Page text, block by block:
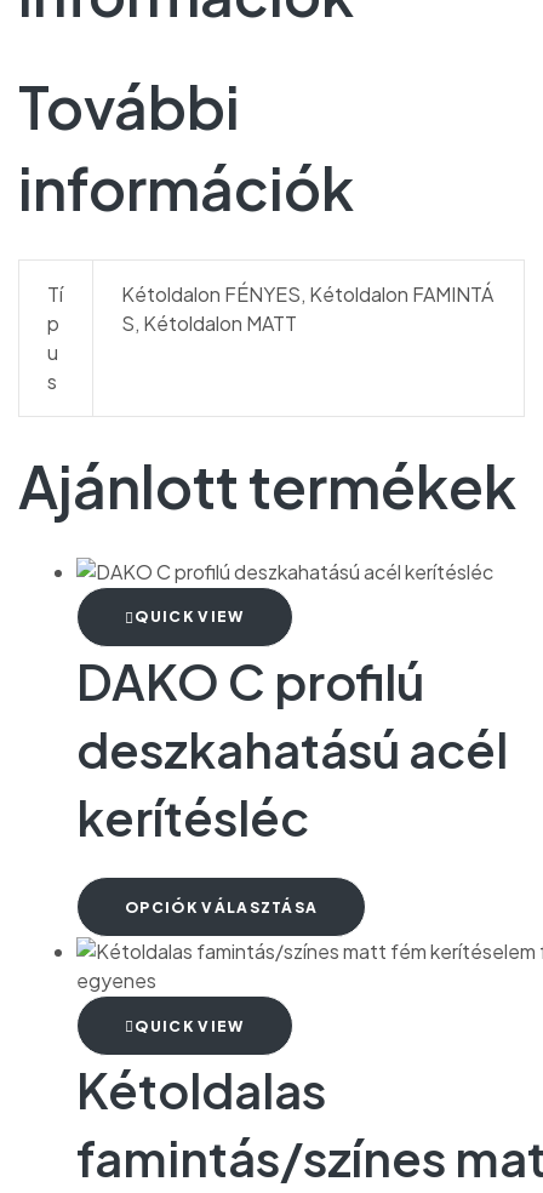
További
információk
Tí
p
u
s
Kétoldalon FÉNYES, Kétoldalon FAMINTÁ
S, Kétoldalon MATT
Ajánlott termékek
QUICK VIEW
DAKO C profilú
deszkahatású acél
kerítésléc
OPCIÓK VÁLASZTÁSA
QUICK VIEW
Kétoldalas
famintás/színes